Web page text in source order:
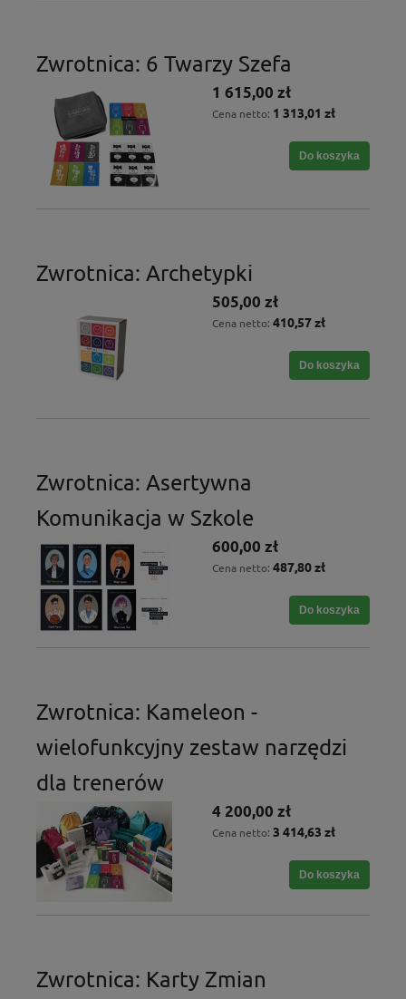
Zwrotnica: 6 Twarzy Szefa
1 615,00 zł
Cena netto: 1 313,01 zł
Do koszyka
Zwrotnica: Archetypki
505,00 zł
Cena netto: 410,57 zł
Do koszyka
Zwrotnica: Asertywna
Komunikacja w Szkole
600,00 zł
Cena netto: 487,80 zł
Do koszyka
Zwrotnica: Kameleon -
wielofunkcyjny zestaw narzędzi
dla trenerów
4 200,00 zł
Cena netto: 3 414,63 zł
Do koszyka
Zwrotnica: Karty Zmian